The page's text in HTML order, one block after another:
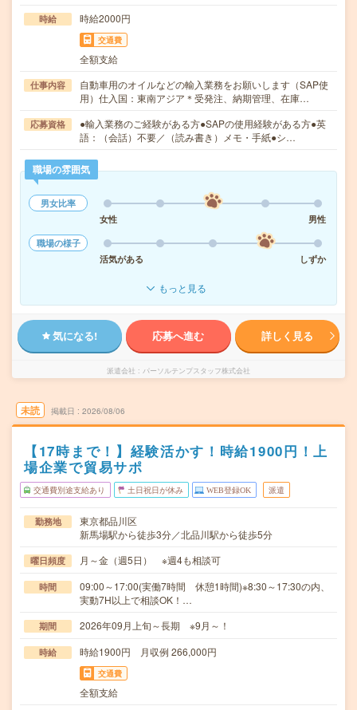
時給 時給2000円
交通費
全額支給
仕事内容
自動車用のオイルなどの輸入業務をお願いします（SAP使
用）仕入国：東南アジア＊受発注、納期管理、在庫…
応募資格
●輸入業務のご経験がある方●SAPの使用経験がある方●英
語：（会話）不要／（読み書き）メモ・手紙●シ…
職場の雰囲気
男女比率
女性
男性
職場の様子
活気がある
しずか
もっと見る
気になる! 応募へ進む 詳しく見る
派遣会社 パーソルテンプスタッフ株式会社
未読 掲載日 2026/08/06
【17時まで！】経験活かす！時給1900円！上
場企業で貿易サポ
交通費別途支給あり 土日祝日が休み WEB登録OK 派遣
勤務地
東京都品川区
新馬場駅から徒歩3分／北品川駅から徒歩5分
曜日頻度 月～金（週5日） ※週4も相談可
時間
09:00～17:00(実働7時間 休憩1時間)※8:30～17:30の内、
実動7H以上で相談OK！…
期間 2026年09月上旬～長期 ※9月～！
時給 時給1900円 月収例 266,000円
交通費
全額支給